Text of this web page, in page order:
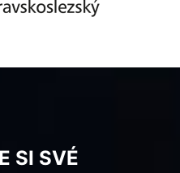
SI SVÉ